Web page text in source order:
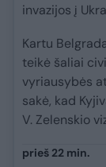
invazijos į
Kartu
teikė šaliai
vyriausybės
sakė, kad
V. Zelenskio
prieš 22 min.